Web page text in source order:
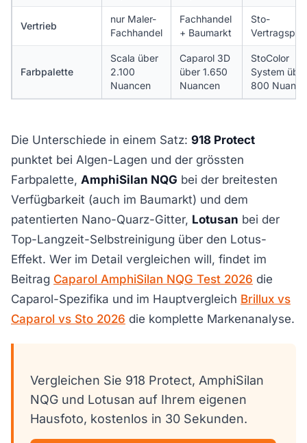
Vertrieb
nur Maler-
Fachhandel
Fachhandel
+ Baumarkt
Sto-
Farbpalette
Scala über
2.100
Nuancen
Caparol 3D
über 1.650
Nuancen
StoColor
System über
800
Die Unterschiede in einem Satz: 918 Protect
punktet bei Algen-Lagen und der grössten
Farbpalette, AmphiSilan NQG bei der breitesten
Verfügbarkeit (auch im Baumarkt) und dem
patentierten Nano-Quarz-Gitter, Lotusan bei der
Top-Langzeit-Selbstreinigung über den Lotus-
Effekt. Wer im Detail vergleichen will, findet im
Beitrag Caparol AmphiSilan NQG Test 2026 die
Caparol-Spezifika und im Hauptvergleich Brillux vs
Caparol vs Sto 2026 die komplette Markenanalyse.
Vergleichen Sie 918 Protect, AmphiSilan
NQG und Lotusan auf Ihrem eigenen
Hausfoto, kostenlos in 30 Sekunden.